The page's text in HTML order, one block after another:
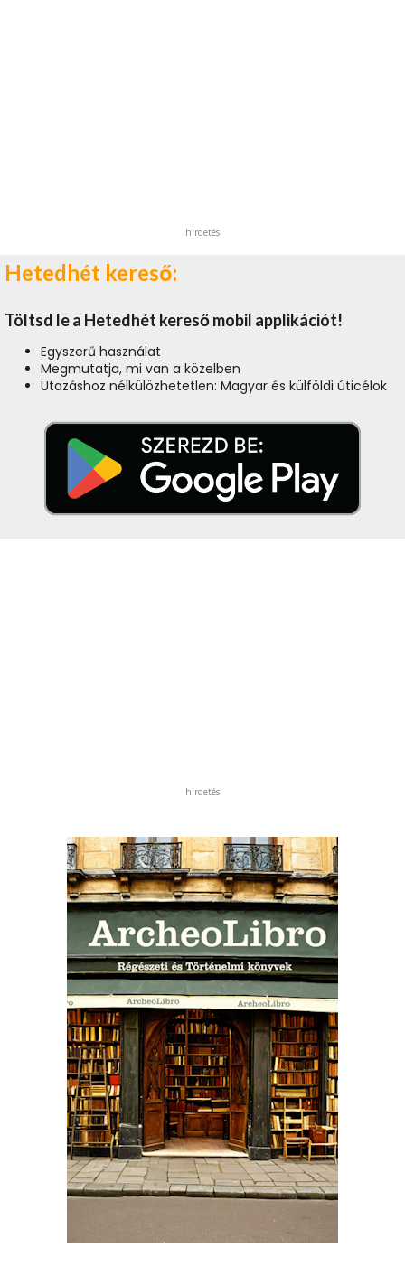
hirdetés
Hetedhét kereső:
Töltsd le a Hetedhét kereső mobil applikációt!
Egyszerű használat
Megmutatja, mi van a közelben
Utazáshoz nélkülözhetetlen: Magyar és külföldi úticélok
hirdetés